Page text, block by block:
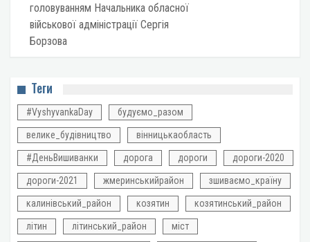
головуванням Начальника обласної
військової адміністрації Сергія
Борзова
Теги
#VyshyvankaDay будуємо_разом
велике_будівництво вінницькаобласть
#ДеньВишиванки дорога дороги дороги-2020
дороги-2021 жмеринськийрайон зшиваємо_країну
калинівський_район козятин козятинський_район
літин літинський_район міст